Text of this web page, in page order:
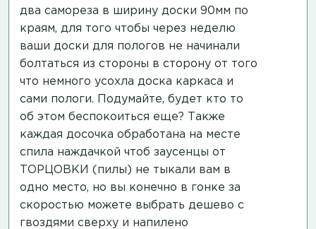
два самореза в ширину доски 90мм по
краям, для того чтобы через неделю
ваши доски для пологов не начинали
болтаться из стороны в сторону от того
что немного усохла доска каркаса и
сами пологи. Подумайте, будет кто то
об этом беспокоиться еще? Также
каждая досочка обработана на месте
спила наждачкой чтоб заусенцы от
ТОРЦОВКИ (пилы) не тыкали вам в
одно место, но вы конечно в гонке за
скоростью можете выбрать дешево с
гвоздями сверху и напилено